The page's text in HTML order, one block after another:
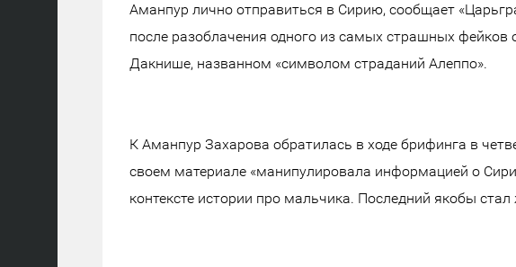
Аманпур лично отправиться в Сирию, сообщает
после разоблачения одного из самых страшных
Дакнише, названном «символом страданий Алеппо».
К Аманпур Захарова обратилась в ходе брифинга в
своем материале «манипулировала информацией о
контексте истории про мальчика. Последний якобы